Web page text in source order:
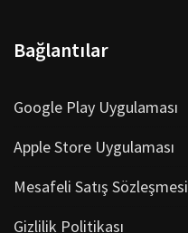
Bağlantılar
Google Play Uygulaması
Apple Store Uygulaması
Mesafeli Satış Sözleşmesi
Gizlilik Politikası